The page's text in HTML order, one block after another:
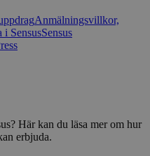
Anmälningsvillkor,
i SensusSensus
Här kan du läsa mer om hur
erbjuda.